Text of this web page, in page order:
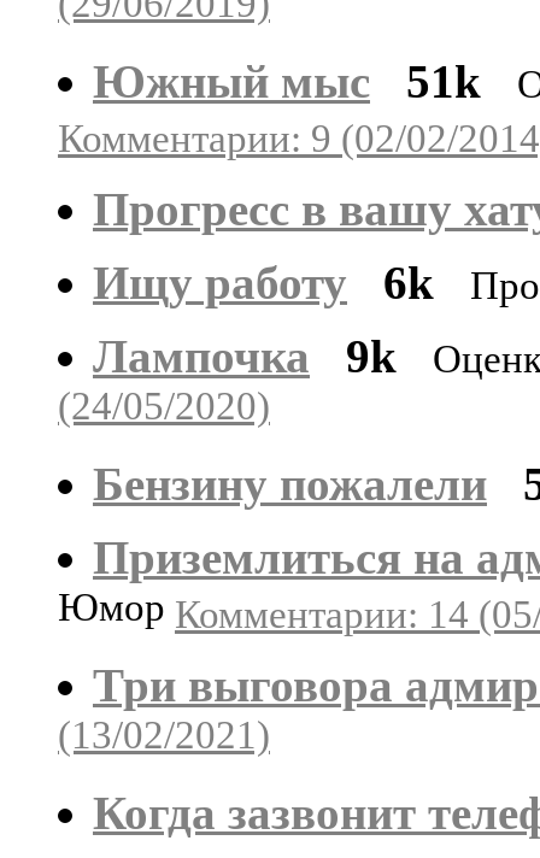
Южный мыс
51k
Комментарии: 9 (02/02/
Прогресс в вашу
Ищу работу
6k
Лампочка 9k
(24/05/2020)
Бензину пожалели
Приземлиться на
Юмор Комментарии: 14
Три выговора
(13/02/2021)
Когда зазвонит